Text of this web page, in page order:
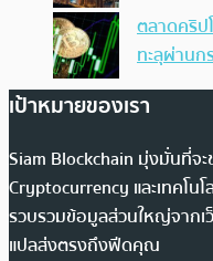
ตลาดคริป
ทะลุผ่านก
เป้าหมายของเรา
Siam Blockchain มุ่งมั่นที่จ
Cryptocurrency และเทคโน
รวบรวมข้อมูลส่วนใหญ่จากเ
แปลส่งตรงถึงฟีดคุณ